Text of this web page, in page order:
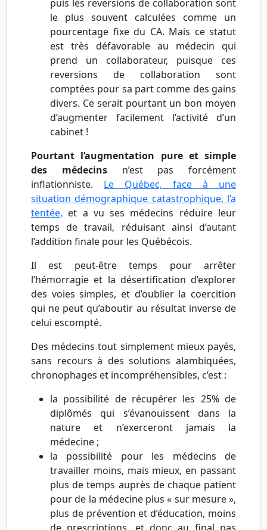
puis les reversions de collaboration sont
le plus souvent calculées comme un
pourcentage fixe du CA. Mais ce statut
est très défavorable au médecin qui
prend un collaborateur, puisque ces
reversions de collaboration sont
comptées pour sa part comme des gains
divers. Ce serait pourtant un bon moyen
d’augmenter facilement l’activité d’un
cabinet !
Pourtant l’augmentation pure et simple
des médecinsn’est pas forcément
inflationniste. Le Québec, face à une
situation démographique catastrophique, l’a
tentée, et a vu ses médecins réduire leur
temps de travail, réduisant ainsi d’autant
l’addition finale pour les Québécois.
Il est peut-être temps pour arrêter
l’hémorragie et la désertification d’explorer
des voies simples, et d’oublier la coercition
qui ne peut qu’aboutir au résultat inverse de
celui escompté.
Des médecins tout simplement mieux payés,
sans recours à des solutions alambiquées,
chronophages et incompréhensibles, c’est :
la possibilité de récupérer les 25% de
diplômés qui s’évanouissent dans la
nature et n’exerceront jamais la
médecine ;
la possibilité pour les médecins de
travailler moins, mais mieux, en passant
plus de temps auprès de chaque patient
pour de la médecine plus « sur mesure »,
plus de prévention et d’éducation, moins